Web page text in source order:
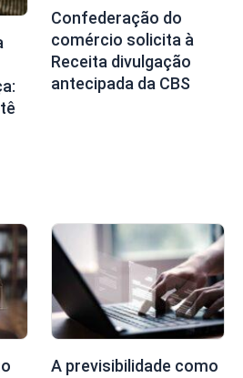
Confederação do
comércio solicita à
Receita divulgação
antecipada da CBS
A previsibilidade como